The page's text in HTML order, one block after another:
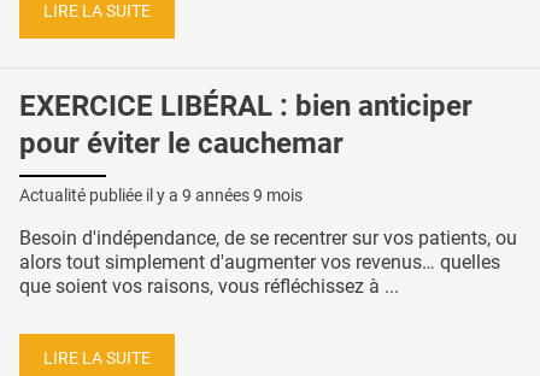
LIRE LA SUITE
EXERCICE LIBÉRAL : bien anticiper
pour éviter le cauchemar
Actualité publiée il y a 9 années 9 mois
Besoin d'indépendance, de se recentrer sur vos patients, ou
alors tout simplement d'augmenter vos revenus… quelles
que soient vos raisons, vous réfléchissez à ...
LIRE LA SUITE